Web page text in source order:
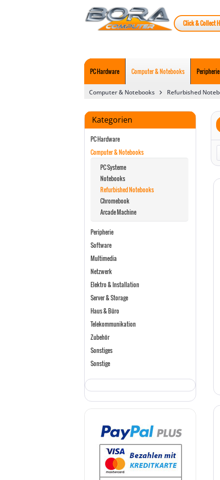
Click & Collect
PC Hardware Computer & Notebooks Peripherie
Computer & Notebooks Refurbished
Kategorien
PC Hardware
Computer & Notebooks
PC Systeme
Notebooks
Refurbished Notebooks
Chromebook
Arcade Machine
Peripherie
Software
Multimedia
Netzwerk
Elektro & Installation
Server & Storage
Haus & Büro
Telekommunikation
Zubehör
Sonstiges
Sonstige